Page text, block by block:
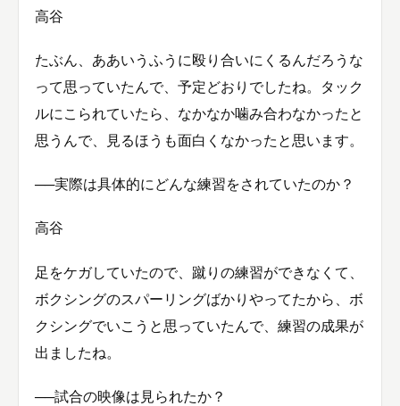
高谷
たぶん、ああいうふうに殴り合いにくるんだろうな
って思っていたんで、予定どおりでしたね。タック
ルにこられていたら、なかなか噛み合わなかったと
思うんで、見るほうも面白くなかったと思います。
──実際は具体的にどんな練習をされていたのか？
高谷
足をケガしていたので、蹴りの練習ができなくて、
ボクシングのスパーリングばかりやってたから、ボ
クシングでいこうと思っていたんで、練習の成果が
出ましたね。
──試合の映像は見られたか？